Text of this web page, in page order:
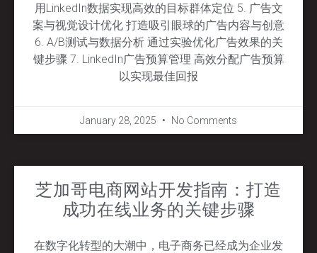
用LinkedIn数据实现高效的目标群体定位 5. 广告文
案与视觉设计优化 打造吸引眼球的广告内容与创意
6. A/B测试与数据分析 通过实验优化广告效果的关
键步骤 7. LinkedIn广告预算管理 高效分配广告预算
以实现最佳回报
January 28, 2025 No Comments
芝加哥电商网站开发指南：打造
成功在线业务的关键步骤
在数字化转型的大潮中，电子商务已经成为企业发